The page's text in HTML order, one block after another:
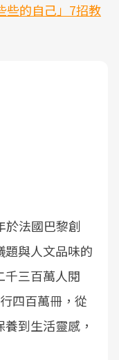
些的自己」7招教
於法國巴黎創
與人文品味的
千三百萬人閱
四百萬冊，從
到生活靈感，